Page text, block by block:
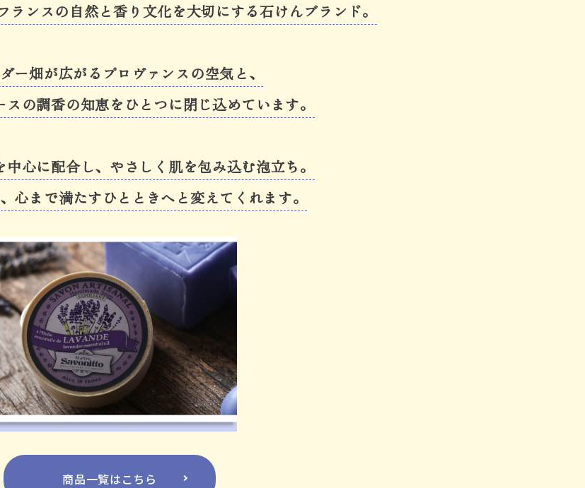
ランスの自然と香り文化を大切にする石けんブランド。
ー畑が広がるプロヴァンスの空気と、
スの調香の知恵を ひとつに閉じ込めています。
心に配合し、 やさしく肌を包み込む泡立ち。
心まで満たす ひとときへと変えてくれます。
商品一覧はこちら